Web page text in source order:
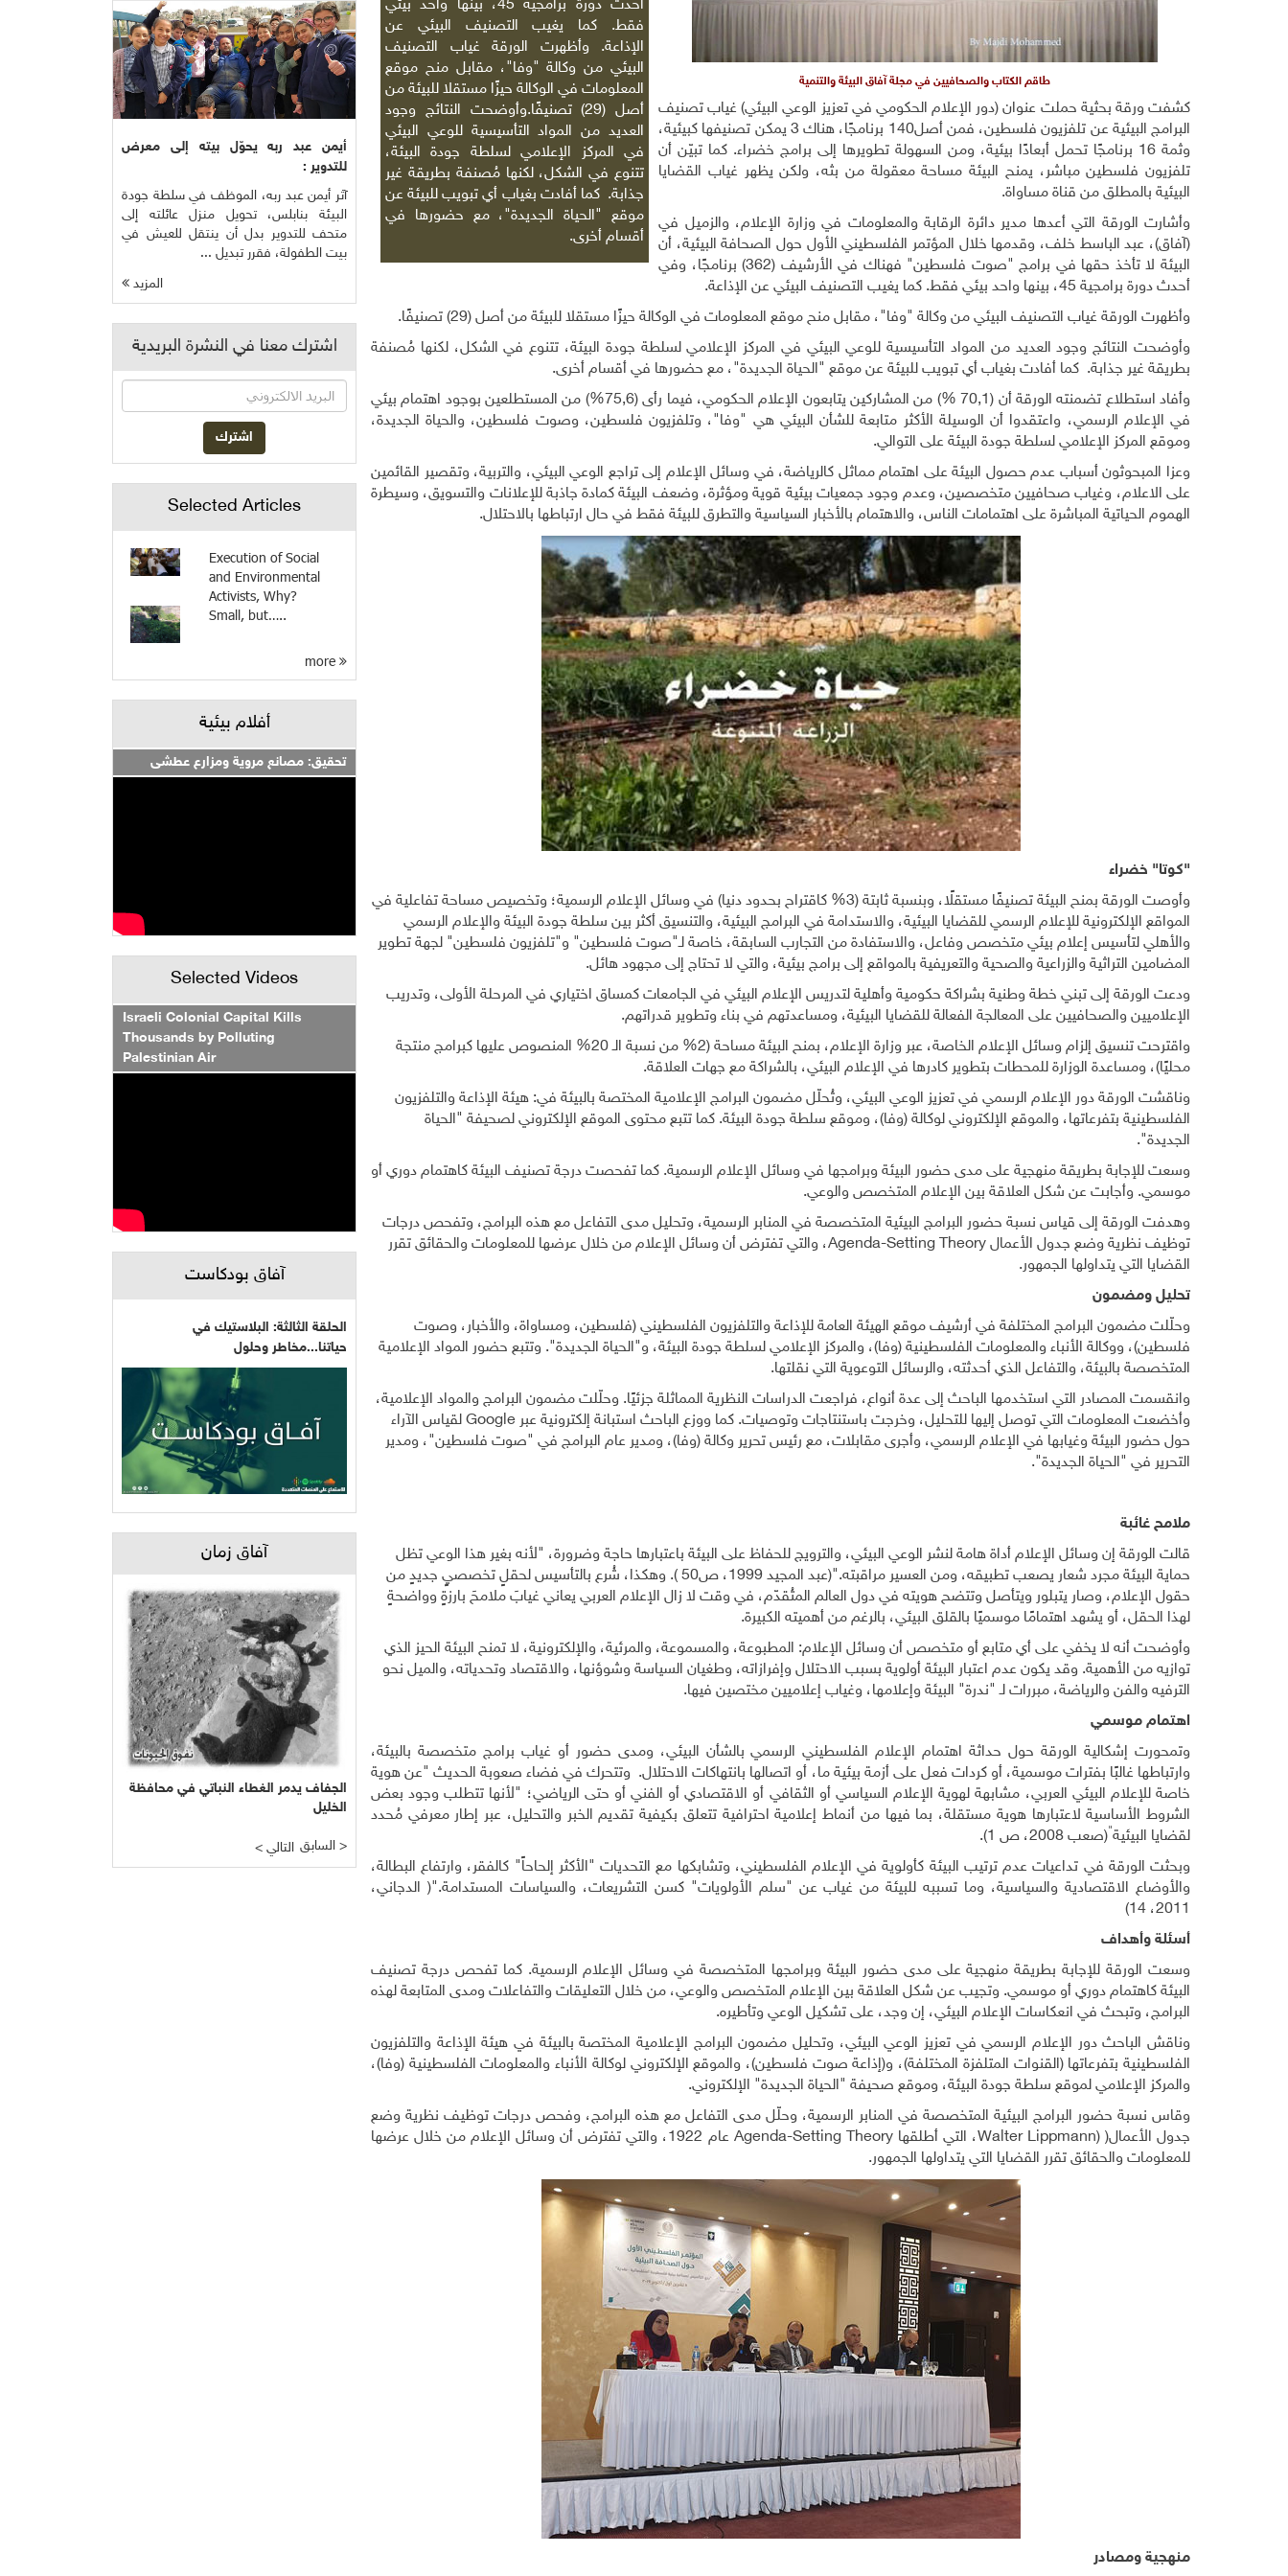
أحدث دورة برامجية 45، بينها واحد بيئي
فقط. كما يغيب التصنيف البيئي عن
الإذاعة. وأظهرت الورقة غياب التصنيف
البيئي من وكالة "وفا"، مقابل منح موقع
المعلومات في الوكالة حيزًا مستقلا للبيئة من
أصل (29) تصنيفًا.وأوضحت النتائج وجود
العديد من المواد التأسيسية للوعي البيئي
في المركز الإعلامي لسلطة جودة البيئة،
تتنوع في الشكل، لكنها مُصنفة بطريقة غير
جذابة. كما أفادت بغياب أي تبويب للبيئة عن
موقع "الحياة الجديدة"، مع حضورها في
أقسام أخرى.
طاقم الكتاب والصحافيين في مجلة آفاق البيئة والتنمية
كشفت ورقة بحثية حملت عنوان (دور الإعلام الحكومي في تعزيز الوعي البيئي) غياب تصنيف
البرامج البيئية عن تلفزيون فلسطين، فمن أصل140 برنامجًا، هناك 3 يمكن تصنيفها كبيئية،
وثمة 16 برنامجًا تحمل أبعادًا بيئية، ومن السهولة تطويرها إلى برامج خضراء. كما تبيّن أن
تلفزيون فلسطين مباشر، يمنح البيئة مساحة معقولة من بثه، ولكن يظهر غياب القضايا
البيئية بالمطلق من قناة مساواة.
وأشارت الورقة التي أعدها مدير دائرة الرقابة والمعلومات في وزارة الإعلام، والزميل في
(آفاق)، عبد الباسط خلف، وقدمها خلال المؤتمر الفلسطيني الأول حول الصحافة البيئية، أن
البيئة لا تأخذ حقها في برامج "صوت فلسطين" فهناك في الأرشيف (362) برنامجًا، وفي
أحدث دورة برامجية 45، بينها واحد بيئي فقط. كما يغيب التصنيف البيئي عن الإذاعة.
وأظهرت الورقة غياب التصنيف البيئي من وكالة "وفا"، مقابل منح موقع المعلومات في الوكالة حيزًا مستقلا للبيئة من أصل (29) تصنيفًا.
وأوضحت النتائج وجود العديد من المواد التأسيسية للوعي البيئي في المركز الإعلامي لسلطة جودة البيئة، تتنوع في الشكل، لكنها مُصنفة
بطريقة غير جذابة. كما أفادت بغياب أي تبويب للبيئة عن موقع "الحياة الجديدة"، مع حضورها في أقسام أخرى.
وأفاد استطلاع تضمنته الورقة أن (70,1 %) من المشاركين يتابعون الإعلام الحكومي، فيما رأى (75,6%) من المستطلعين بوجود اهتمام بيئي
في الإعلام الرسمي، واعتقدوا أن الوسيلة الأكثر متابعة للشأن البيئي هي "وفا"، وتلفزيون فلسطين، وصوت فلسطين، والحياة الجديدة،
وموقع المركز الإعلامي لسلطة جودة البيئة على التوالي.
وعزا المبحوثون أسباب عدم حصول البيئة على اهتمام مماثل كالرياضة، في وسائل الإعلام إلى تراجع الوعي البيئي، والتربية، وتقصير القائمين
على الاعلام، وغياب صحافيين متخصصين، وعدم وجود جمعيات بيئية قوية ومؤثرة، وضعف البيئة كمادة جاذبة للإعلانات والتسويق، وسيطرة
الهموم الحياتية المباشرة على اهتمامات الناس، والاهتمام بالأخبار السياسية والتطرق للبيئة فقط في حال ارتباطها بالاحتلال.
"كوتا" خضراء
وأوصت الورقة بمنح البيئة تصنيفًا مستقلًا، وبنسبة ثابتة (3% كاقتراح بحدود دنيا) في وسائل الإعلام الرسمية؛ وتخصيص مساحة تفاعلية في
المواقع الإلكترونية للإعلام الرسمي للقضايا البيئية، والاستدامة في البرامج البيئية، والتنسيق أكثر بين سلطة جودة البيئة والإعلام الرسمي
والأهلي لتأسيس إعلام بيئي متخصص وفاعل، والاستفادة من التجارب السابقة، خاصة لـ"صوت فلسطين" و"تلفزيون فلسطين" لجهة تطوير
المضامين التراثية والزراعية والصحية والتعريفية بالمواقع إلى برامج بيئية، والتي لا تحتاج إلى مجهود هائل.
ودعت الورقة إلى تبني خطة وطنية بشراكة حكومية وأهلية لتدريس الإعلام البيئي في الجامعات كمساق اختياري في المرحلة الأولى، وتدريب
الإعلاميين والصحافيين على المعالجة الفعالة للقضايا البيئية، ومساعدتهم في بناء وتطوير قدراتهم.
واقترحت تنسيق إلزام وسائل الإعلام الخاصة، عبر وزارة الإعلام، بمنح البيئة مساحة (2% من نسبة الـ 20% المنصوص عليها كبرامج منتجة
محليًا)، ومساعدة الوزارة للمحطات بتطوير كادرها في الإعلام البيئي، بالشراكة مع جهات العلاقة.
وناقشت الورقة دور الإعلام الرسمي في تعزيز الوعي البيئي، وتُحلّل مضمون البرامج الإعلامية المختصة بالبيئة في: هيئة الإذاعة والتلفزيون
الفلسطينية بتفرعاتها، والموقع الإلكتروني لوكالة (وفا)، وموقع سلطة جودة البيئة. كما تتبع محتوى الموقع الإلكتروني لصحيفة "الحياة
الجديدة".
وسعت للإجابة بطريقة منهجية على مدى حضور البيئة وبرامجها في وسائل الإعلام الرسمية. كما تفحصت درجة تصنيف البيئة كاهتمام دوري أو
موسمي. وأجابت عن شكل العلاقة بين الإعلام المتخصص والوعي.
وهدفت الورقة إلى قياس نسبة حضور البرامج البيئية المتخصصة في المنابر الرسمية، وتحليل مدى التفاعل مع هذه البرامج، وتفحص درجات
توظيف نظرية وضع جدول الأعمال Agenda-Setting Theory، والتي تفترض أن وسائل الإعلام من خلال عرضها للمعلومات والحقائق تقرر
القضايا التي يتداولها الجمهور.
تحليل ومضمون
وحلّلت مضمون البرامج المختلفة في أرشيف موقع الهيئة العامة للإذاعة والتلفزيون الفلسطيني (فلسطين، ومساواة، والأخبار، وصوت
فلسطين)، ووكالة الأنباء والمعلومات الفلسطينية (وفا)، والمركز الإعلامي لسلطة جودة البيئة، و"الحياة الجديدة". وتتبع حضور المواد الإعلامية
المتخصصة بالبيئة، والتفاعل الذي أحدثته، والرسائل التوعوية التي نقلتها.
وانقسمت المصادر التي استخدمها الباحث إلى عدة أنواع، فراجعت الدراسات النظرية المماثلة جزئيًا. وحلّلت مضمون البرامج والمواد الإعلامية،
وأخضعت المعلومات التي توصل إليها للتحليل، وخرجت باستنتاجات وتوصيات. كما ووزع الباحث استبانة إلكترونية عبر Google لقياس الآراء
حول حضور البيئة وغيابها في الإعلام الرسمي، وأجرى مقابلات، مع رئيس تحرير وكالة (وفا)، ومدير عام البرامج في "صوت فلسطين"، ومدير
التحرير في "الحياة الجديدة".
ملامح غائبة
قالت الورقة إن وسائل الإعلام أداة هامة لنشر الوعي البيئي، والترويج للحفاظ على البيئة باعتبارها حاجة وضرورة، "لأنه بغير هذا الوعي تظل
حماية البيئة مجرد شعار يصعب تطبيقه، ومن العسير مراقبته."(عبد المجيد 1999، ص50 ). وهكذا، شُرع بالتأسيس لحقلٍ تخصصيٍ جديدٍ من
حقول الإعلام، وصار يتبلور ويتأصل وتتضح هويته في دول العالم المتُقدّم، في وقت لا زال الإعلام العربي يعاني غيابَ ملامحَ بارزةٍ وواضحةٍ
لهذا الحقل، أو يشهد اهتمامًا موسميًا بالقلق البيئي، بالرغم من أهميته الكبيرة.
وأوضحت أنه لا يخفي على أي متابع أو متخصص أن وسائل الإعلام: المطبوعة، والمسموعة، والمرئية، والإلكترونية، لا تمنح البيئة الحيز الذي
توازيه من الأهمية. وقد يكون عدم اعتبار البيئة أولوية بسبب الاحتلال وإفرازاته، وطغيان السياسة وشوؤنها، والاقتصاد وتحدياته، والميل نحو
الترفيه والفن والرياضة، مبررات لـ "ندرة" البيئة وإعلامها، وغياب إعلاميين مختصين فيها.
اهتمام موسمي
وتمحورت إشكالية الورقة حول حداثة اهتمام الإعلام الفلسطيني الرسمي بالشأن البيئي، ومدى حضور أو غياب برامج متخصصة بالبيئة،
وارتباطها غالبًا بفترات موسمية، أو كردات فعل على أزمة بيئية ما، أو اتصالها بانتهاكات الاحتلال. وتتحرك في فضاء صعوبة الحديث "عن هوية
خاصة للإعلام البيئي العربي، مشابهة لهوية الإعلام السياسي أو الثقافي أو الاقتصادي أو الفني أو حتى الرياضي؛ "لأنها تتطلب وجود بعض
الشروط الأساسية لاعتبارها هوية مستقلة، بما فيها من أنماط إعلامية احترافية تتعلق بكيفية تقديم الخبر والتحليل، عبر إطار معرفي مُحدد
لقضايا البيئية"(صعب 2008، ص 1).
وبحثت الورقة في تداعيات عدم ترتيب البيئة كأولوية في الإعلام الفلسطيني، وتشابكها مع التحديات "الأكثر إلحاحاً" كالفقر، وارتفاع البطالة،
والأوضاع الاقتصادية والسياسية، وما تسببه للبيئة من غياب عن "سلم الأولويات" كسن التشريعات، والسياسات المستدامة."( الدجاني،
2011، 14)
أسئلة وأهداف
وسعت الورقة للإجابة بطريقة منهجية على مدى حضور البيئة وبرامجها المتخصصة في وسائل الإعلام الرسمية. كما تفحص درجة تصنيف
البيئة كاهتمام دوري أو موسمي. وتجيب عن شكل العلاقة بين الإعلام المتخصص والوعي، من خلال التعليقات والتفاعلات ومدى المتابعة لهذه
البرامج، وتبحث في انعكاسات الإعلام البيئي، إن وجد، على تشكيل الوعي وتأطيره.
وناقش الباحث دور الإعلام الرسمي في تعزيز الوعي البيئي، وتحليل مضمون البرامج الإعلامية المختصة بالبيئة في هيئة الإذاعة والتلفزيون
الفلسطينية بتفرعاتها (القنوات المتلفزة المختلفة)، و(إذاعة صوت فلسطين)، والموقع الإلكتروني لوكالة الأنباء والمعلومات الفلسطينية (وفا)،
والمركز الإعلامي لموقع سلطة جودة البيئة، وموقع صحيفة "الحياة الجديدة" الإلكتروني.
وقاس نسبة حضور البرامج البيئية المتخصصة في المنابر الرسمية، وحلّل مدى التفاعل مع هذه البرامج، وفحص درجات توظيف نظرية وضع
جدول الأعمال((Agenda-Setting Theory ، التي أطلقهاWalter Lippmann
عام 1922، والتي تفترض أن وسائل الإعلام من خلال عرضها
للمعلومات والحقائق تقرر القضايا التي يتداولها الجمهور.
منهجية ومصادر
أيمن عبد ربه يحوّل بيته إلى معرض
للتدوير :
آثر أيمن عبد ربه، الموظف في سلطة جودة
البيئة بنابلس، تحويل منزل عائلته إلى
متحف للتدوير بدل أن ينتقل للعيش في
بيت الطفولة، فقرر تبديل ...
المزيد
اشترك معنا في النشرة البريدية
Selected Articles
Execution of Social
and Environmental
Activists, Why?
Small, but…..
أفلام بيئية
تحقيق: مصانع مروية ومزارع عطشى
Selected Videos
Israeli Colonial Capital Kills
Thousands by Polluting
Palestinian Air
آفاق بودكاست
الحلقة الثالثة: البلاستيك في
حياتنا...مخاطر وحلول
آفاق زمان
الجفاف يدمر الغطاء النباتي في محافظة
الخليل
< التالي السابق >